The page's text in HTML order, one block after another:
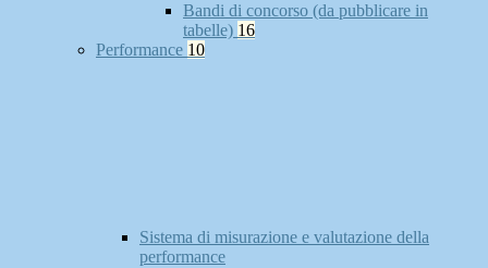
Bandi di concorso (da pubblicare in
tabelle) 16
Performance 10
Sistema di misurazione e valutazione della
performance